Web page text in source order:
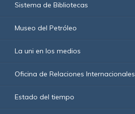
Sistema de Bibliotecas
Museo del Petróleo
La uni en los medios
Oficina de Relaciones Internacionales
Estado del tiempo